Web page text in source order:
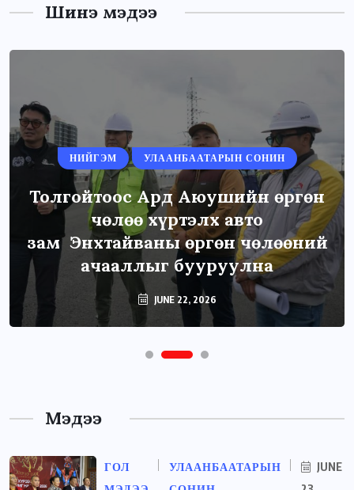
Шинэ мэдээ
НИЙГЭМ УЛААНБААТАРЫН СОНИН
Толгойтоос Ард Аюушийн өргөн
чөлөө хүртэлх авто
зам Энхтайваны өргөн чөлөөний
ачааллыг бууруулна
JUNE 22, 2026
Мэдээ
ГОЛ
УЛААНБААТАРЫН
JUNE